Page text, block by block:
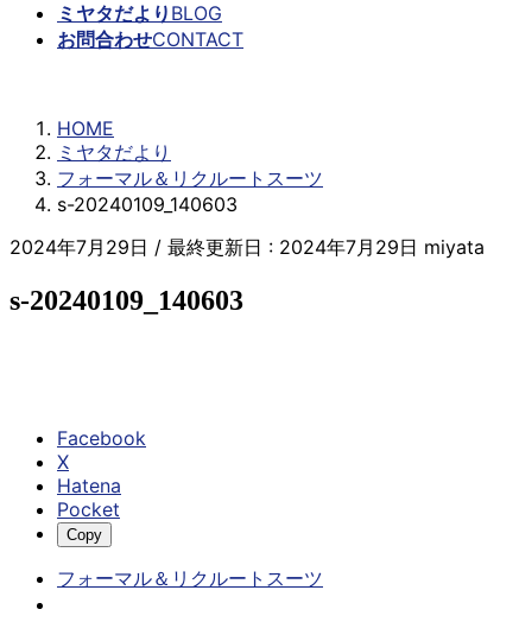
ミヤタだより BLOG
お問合わせCONTACT
HOME
ミヤタだより
フォーマル＆リクルートスーツ
s-20240109_140603
2024年7月29日 / 最終更新日 : 2024年7月29日 miyata
s-20240109_140603
Facebook
X
Hatena
Pocket
Copy
フォーマル＆リクルートスーツ